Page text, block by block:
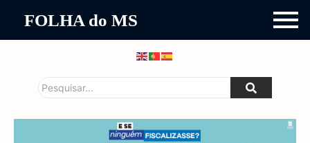
FOLHA do MS